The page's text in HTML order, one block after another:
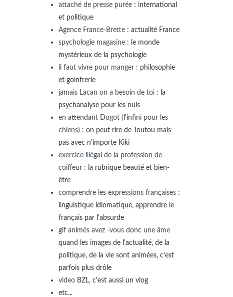
attaché de presse purée : international
et politique
Agence France-Brette : actualité France
spychologie magasine : le monde
mystérieux de la psychologie
il faut vivre pour manger : philosophie
et goinfrerie
jamais Lacan on a besoin de toi : la
psychanalyse pour les nuls
en attendant Dogot (l'infini pour les
chiens) : on peut rire de Toutou mais
pas avec n'importe Kiki
exercice illégal de la profession de
coiffeur : la rubrique beauté et bien-
être
comprendre les expressions françaises :
linguistique idiomatique, apprendre le
français par l'absurde
gif animés avez -vous donc une âme
quand les images de l'actualité, de la
politique, de la vie sont animées, c'est
parfois plus drôle
video BZL, c'est aussi un vlog
etc...